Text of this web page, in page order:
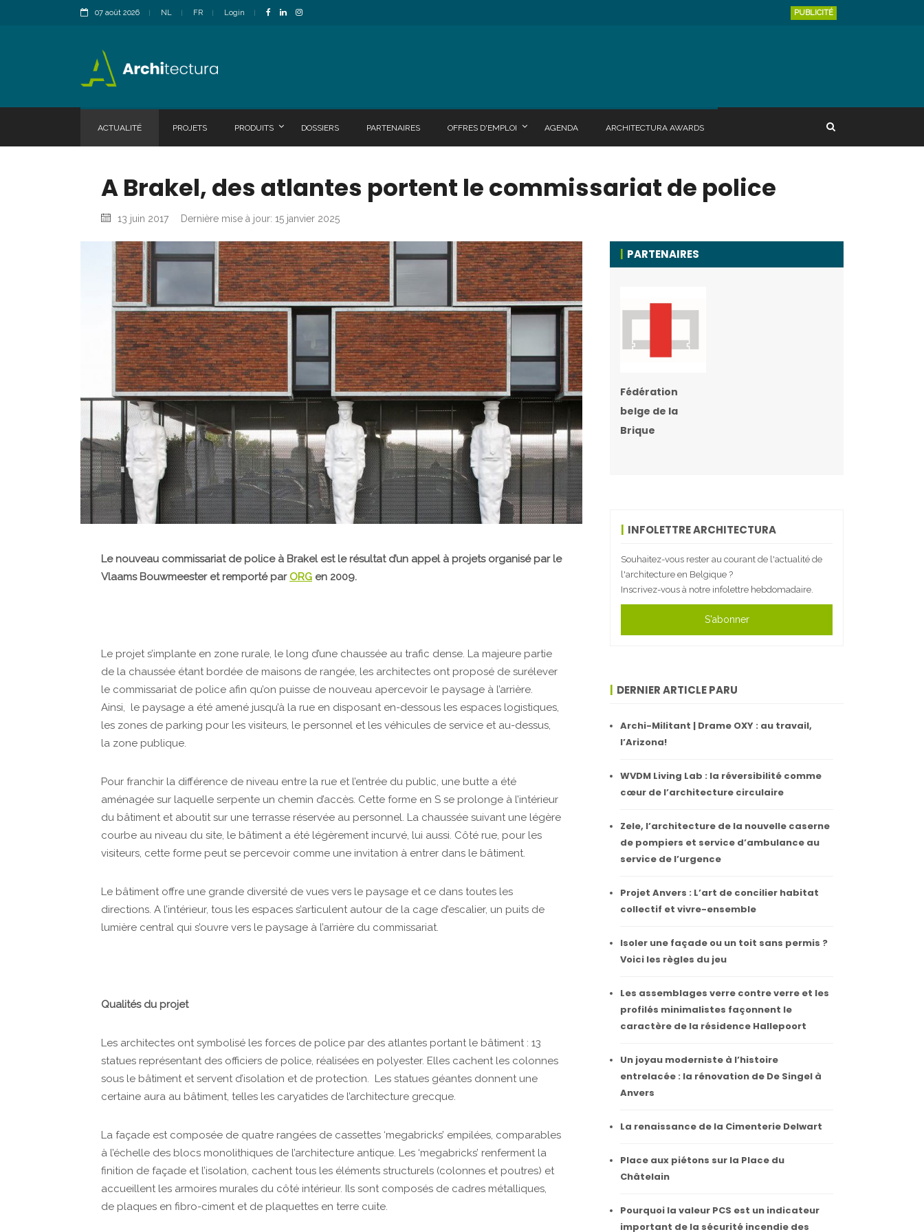
07 août 2026 NL FR Login PUBLICITÉ
ACTUALITÉ PROJETS PRODUITS DOSSIERS PARTENAIRES OFFRES D'EMPLOI AGENDA ARCHITECTURA AWARDS
A Brakel, des atlantes portent le commissariat de police
13 juin 2017 Dernière mise à jour: 15 janvier 2025
Le nouveau commissariat de police à Brakel est le résultat d’un appel à projets organisé par le
Vlaams Bouwmeester et remporté par ORG en 2009.
Le projet s’implante en zone rurale, le long d’une chaussée au trafic dense. La majeure partie
de la chaussée étant bordée de maisons de rangée, les architectes ont proposé de surélever
le commissariat de police afin qu’on puisse de nouveau apercevoir le paysage à l’arrière.
Ainsi, le paysage a été amené jusqu’à la rue en disposant en-dessous les espaces logistiques,
les zones de parking pour les visiteurs, le personnel et les véhicules de service et au-dessus,
la zone publique.
Pour franchir la différence de niveau entre la rue et l’entrée du public, une butte a été
aménagée sur laquelle serpente un chemin d’accès. Cette forme en S se prolonge à l’intérieur
du bâtiment et aboutit sur une terrasse réservée au personnel. La chaussée suivant une légère
courbe au niveau du site, le bâtiment a été légèrement incurvé, lui aussi. Côté rue, pour les
visiteurs, cette forme peut se percevoir comme une invitation à entrer dans le bâtiment.
Le bâtiment offre une grande diversité de vues vers le paysage et ce dans toutes les
directions. A l’intérieur, tous les espaces s’articulent autour de la cage d’escalier, un puits de
lumière central qui s’ouvre vers le paysage à l’arrière du commissariat.
Qualités du projet
Les architectes ont symbolisé les forces de police par des atlantes portant le bâtiment : 13
statues représentant des officiers de police, réalisées en polyester. Elles cachent les colonnes
sous le bâtiment et servent d’isolation et de protection. Les statues géantes donnent une
certaine aura au bâtiment, telles les caryatides de l’architecture grecque.
La façade est composée de quatre rangées de cassettes ‘megabricks’ empilées, comparables
à l’échelle des blocs monolithiques de l’architecture antique. Les ‘megabricks’ renferment la
finition de façade et l’isolation, cachent tous les éléments structurels (colonnes et poutres) et
accueillent les armoires murales du côté intérieur. Ils sont composés de cadres métalliques,
de plaques en fibro-ciment et de plaquettes en terre cuite.
PARTENAIRES
Fédération
belge de la
Brique
INFOLETTRE ARCHITECTURA
Souhaitez-vous rester au courant de l'actualité de
l'architecture en Belgique ?
Inscrivez-vous à notre infolettre hebdomadaire.
S'abonner
DERNIER ARTICLE PARU
Archi-Militant | Drame OXY : au travail,
l’Arizona!
WVDM Living Lab : la réversibilité comme
cœur de l’architecture circulaire
Zele, l’architecture de la nouvelle caserne
de pompiers et service d’ambulance au
service de l’urgence
Projet Anvers : L’art de concilier habitat
collectif et vivre-ensemble
Isoler une façade ou un toit sans permis ?
Voici les règles du jeu
Les assemblages verre contre verre et les
profilés minimalistes façonnent le
caractère de la résidence Hallepoort
Un joyau moderniste à l’histoire
entrelacée : la rénovation de De Singel à
Anvers
La renaissance de la Cimenterie Delwart
Place aux piétons sur la Place du
Châtelain
Pourquoi la valeur PCS est un indicateur
important de la sécurité incendie des